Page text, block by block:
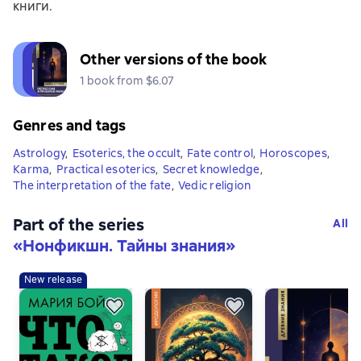
книги.
Other versions of the book
1 book from $6.07
Genres and tags
Astrology, Esoterics, the occult, Fate control, Horoscopes,
Karma, Practical esoterics, Secret knowledge,
The interpretation of the fate, Vedic religion
Part of the series
«Нонфикшн. Тайны знания»
All
New release